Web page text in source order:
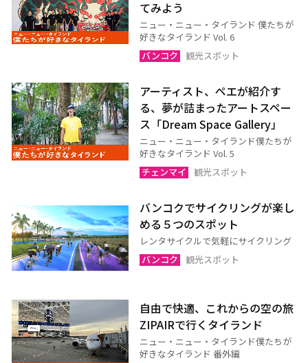
サコンナコーン
ナコーンパノム
ノーンカーイ
ノーンブアランプー
ムックダーハーン
ローイエット
マハーサーラカーム
ブリーラム
ヤソートーン
シーサケート
アムナートチャルーン
スリン
チャイヤプーム
南イサーン
パタヤ（チョンブリー）
トラート
ラヨーン（サメット島）
チャンタブリー
サケーオ
サムットプラカーン
てみよう
ニュー・ニュー・タイランド 僕たちが
好きなタイランド Vol. 6
バンコク
観光スポット
アーティスト、ペエが紹介す
る、夢が詰まったアートスペー
ス「Dream Space Gallery」
ニュー・ニュー・タイランド僕たちが
好きなタイランド Vol. 5
チェンマイ
観光スポット
バンコクでサイクリングが楽し
める５つのスポット
レンタサイクルで気軽にサイクリング
バンコク
観光スポット
自由で快適、これからの空の旅
ZIPAIRで行くタイランド
ニュー・ニュー・タイランド僕たちが
好きなタイランド 番外編